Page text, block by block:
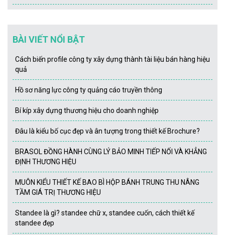
BÀI VIẾT NỔI BẬT
Cách biến profile công ty xây dựng thành tài liệu bán hàng hiệu
quả
Hồ sơ năng lực công ty quảng cáo truyền thông
Bí kíp xây dựng thương hiệu cho doanh nghiệp
Đâu là kiểu bố cục đẹp và ân tượng trong thiết kế Brochure?
BRASOL ĐỒNG HÀNH CÙNG LÝ BẢO MINH TIẾP NỐI VÀ KHẲNG
ĐỊNH THƯƠNG HIỆU
MUÔN KIỂU THIẾT KẾ BAO BÌ HỘP BÁNH TRUNG THU NÂNG
TẦM GIÁ TRỊ THƯƠNG HIỆU
Standee là gì? standee chữ x, standee cuốn, cách thiết kế
standee đẹp